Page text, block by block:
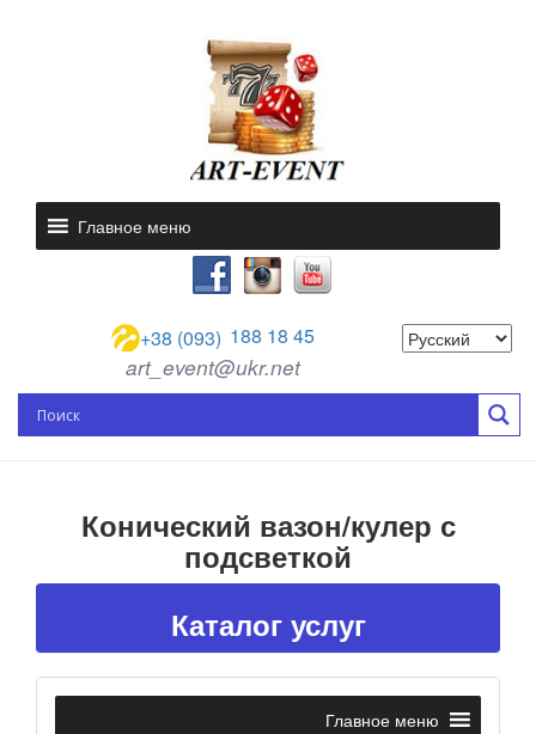
Главное меню
+38 (093) 188 18 45
art_event@ukr.net
Конический вазон/кулер с
подсветкой
Каталог услуг
Главное меню